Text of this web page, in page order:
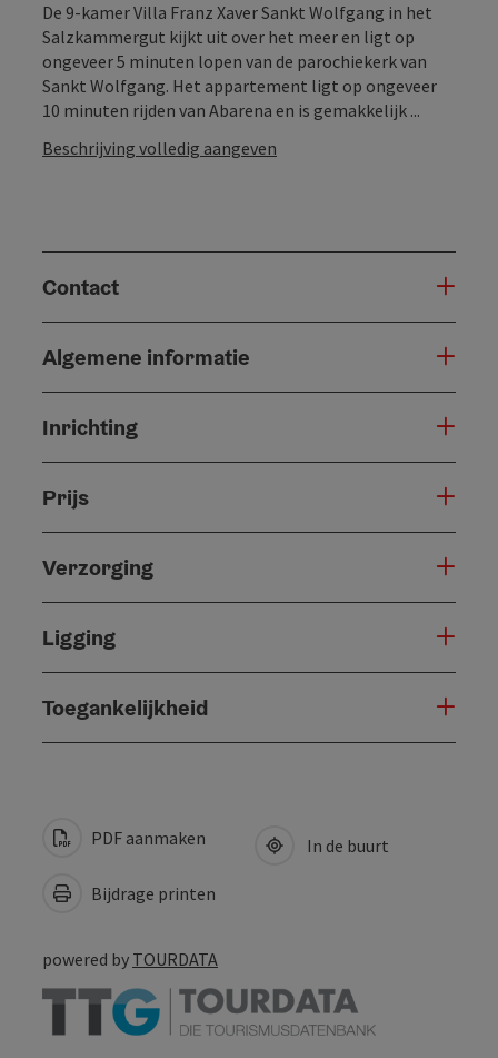
De 9-kamer Villa Franz Xaver Sankt Wolfgang in het
Salzkammergut kijkt uit over het meer en ligt op
ongeveer 5 minuten lopen van de parochiekerk van
Sankt Wolfgang. Het appartement ligt op ongeveer
10 minuten rijden van Abarena en is gemakkelijk ...
Beschrijving volledig aangeven
Contact
Algemene informatie
Inrichting
Prijs
Verzorging
Ligging
Toegankelijkheid
PDF aanmaken
Bijdrage printen
In de buurt
powered by TOURDATA